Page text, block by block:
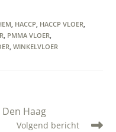
, HACCP, HACCP VLOER,
, PMMA VLOER,
, WINKELVLOER
Haag
Volgend bericht